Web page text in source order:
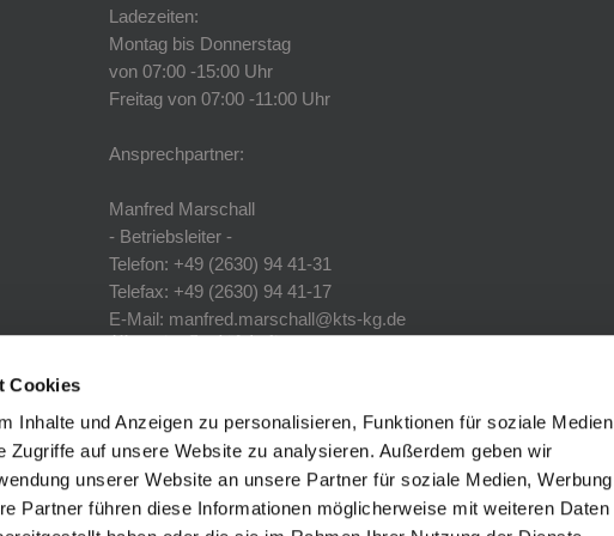
Cookies
Inhalte und Anzeigen zu personalisieren, Funktionen für soziale Medien
Zugriffe auf unsere Website zu analysieren. Außerdem geben wir
unserer Website an unsere Partner für soziale Medien, Werbung
Partner führen diese Informationen möglicherweise mit weiteren Daten
Ladezeiten:
Montag bis Donnerstag
von 07:00 -15:00 Uhr
Freitag von 07:00 -11:00 Uhr
Ansprechpartner:
Manfred Marschall
- Betriebsleiter -
Telefon: +49 (2630) 94 41-31
Telefax: +49 (2630) 94 41-17
E-Mail: manfred.marschall@kts-kg.de
Allgemeine Geschäftsbedingungen
DOWNLOAD AGB
DATENSCHUTZ
DISCLAIMER